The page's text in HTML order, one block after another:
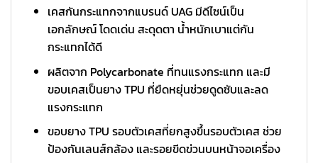
เคสกันกระแทกจากแบรนด์ UAG มีดีไซน์เป็น
เอกลักษณ์ โดดเด่น สะดุดตา น้ำหนักเบาแต่กัน
กระแทกได้ดี
ผลิตจาก Polycarbonate ที่ทนแรงกระแทก และมี
ขอบเคสเป็นยาง TPU ที่ยืดหยุ่นช่วยดูดซับและลด
แรงกระแทก
ขอบยาง TPU รอบตัวเคสที่ยกสูงขึ้นรอบตัวเคส ช่วย
ป้องกันเลนส์กล้อง และรอยขีดข่วนบนหน้าจอเครื่อง